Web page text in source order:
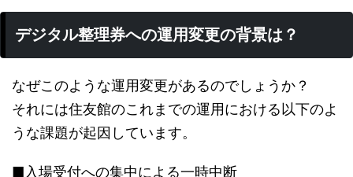
デジタル整理券への運用変更の背景は？
なぜこのような運用変更があるのでしょうか？
それには住友館のこれまでの運用における以下のよ
うな課題が起因しています。
■入場受付への集中による一時中断